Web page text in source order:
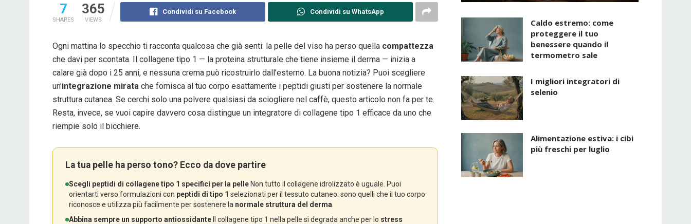
7
SHARES
365
VIEWS
Condividi su Facebook Condividi su WhatsApp
Ogni mattina lo specchio ti racconta qualcosa che già senti: la pelle del viso ha perso quella compattezza
che davi per scontata. Il collagene tipo 1 — la proteina strutturale che tiene insieme il derma — inizia a
calare già dopo i 25 anni, e nessuna crema può ricostruirlo dall’esterno. La buona notizia? Puoi scegliere
un’integrazione mirata che fornisca al tuo corpo esattamente i peptidi giusti per sostenere la normale
struttura cutanea. Se cerchi solo una polvere qualsiasi da sciogliere nel caffè, questo articolo non fa per te.
Resta, invece, se vuoi capire davvero cosa distingue un integratore di collagene tipo 1 efficace da uno che
riempie solo il bicchiere.
La tua pelle ha perso tono? Ecco da dove partire
Scegli peptidi di collagene tipo 1 specifici per la pelle Non tutto il collagene idrolizzato è uguale. Puoi
orientarti verso formulazioni con peptidi di tipo 1 selezionati per il tessuto cutaneo: sono quelli che il tuo corpo
riconosce e utilizza più facilmente per sostenere la normale struttura del derma
Abbina sempre un supporto antiossidante Il collagene tipo 1 nella pelle si degrada anche per lo stress
Caldo estremo: come
proteggere il tuo
benessere quando il
termometro sale
I migliori integratori di
selenio
Alimentazione estiva: i cibi
più freschi per luglio